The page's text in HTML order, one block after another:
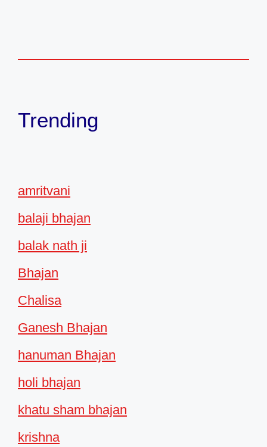
Trending
amritvani
balaji bhajan
balak nath ji
Bhajan
Chalisa
Ganesh Bhajan
hanuman Bhajan
holi bhajan
khatu sham bhajan
krishna